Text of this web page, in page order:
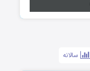
سالانه